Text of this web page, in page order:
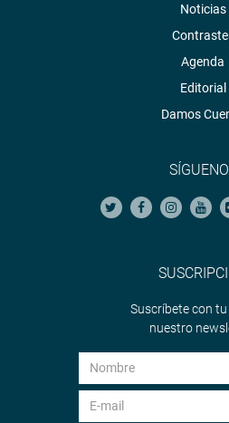
Noticias
Agenda
Editorial
Damos
Suscríbete con
nuestro